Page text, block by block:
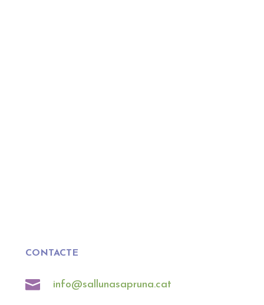
CONTACTE
 info@sallunasapruna.cat